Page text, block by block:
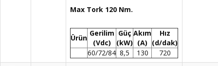
Max Tork 120 Nm.
Ürün
Gerilim
(Vdc)
Güç
(kW)
Akım
(A)
Hız
(d/dak)
60/72/84 8,5 130 720